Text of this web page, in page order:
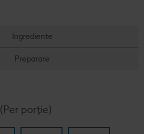
Ingrediente
Preparare
(Per porție)